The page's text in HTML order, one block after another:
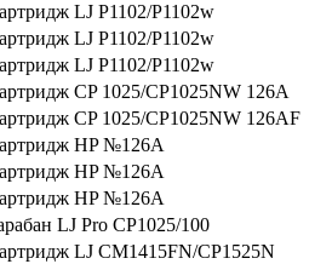
LJ P1102/P1102w
LJ P1102/P1102w
LJ P1102/P1102w
CP 1025/CP1025NW 126A
CP 1025/CP1025NW 126AF
HP №126A
HP №126А
HP №126A
LJ Pro CP1025/100
LJ CM1415FN/CP1525N